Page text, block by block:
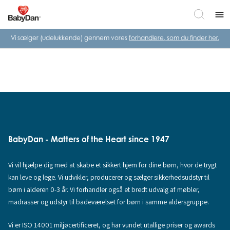
menu
Vi sælger (udelukkende) gennem vores forhandlere, som du finder her.
BabyDan - Matters of the Heart since 1947
Vi vil hjælpe dig med at skabe et sikkert hjem for dine børn, hvor de trygt
kan leve og lege. Vi udvikler, producerer og sælger sikkerhedsudstyr til
børn i alderen 0-3 år. Vi forhandler også et bredt udvalg af møbler,
madrasser og udstyr til badeværelset for børn i samme aldersgruppe.
Vi er ISO 14001 miljøcertificeret, og har vundet utallige priser og awards